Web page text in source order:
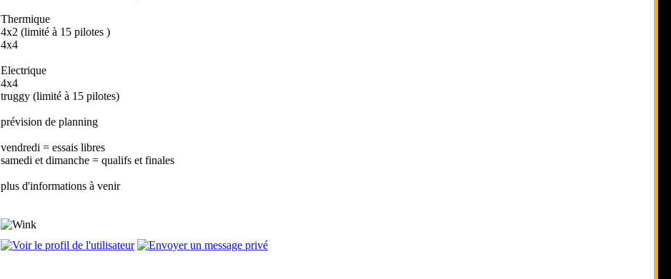
Thermique
4x2 (limité à 15 pilotes )
4x4
Electrique
4x4
truggy (limité à 15 pilotes)
prévision de planning
vendredi = essais libres
samedi et dimanche = qualifs et finales
plus d'informations à venir